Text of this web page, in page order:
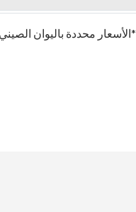
*الأسعار محددة باليوان